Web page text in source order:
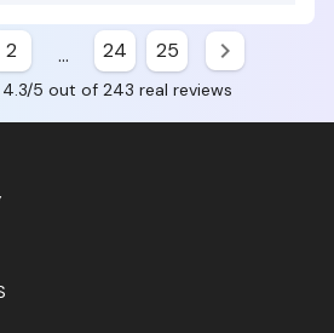
2 ... 24 25
5 out of 243 real reviews